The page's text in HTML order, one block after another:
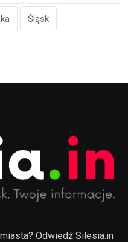
Śląsk
Odwiedź Silesia.in